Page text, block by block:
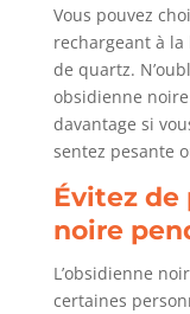
Vous pouvez
rechargeant à
de quartz.
obsidienne
davantage si
sentez pesante
Évitez de
noire
L’obsidienne
certaines